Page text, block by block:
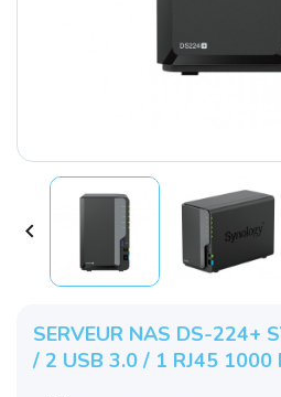

SERVEUR NAS DS-224+
/ 2 USB 3.0 / 1 RJ45 1000